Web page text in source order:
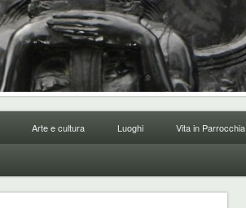
Arte e cultura Luoghi Vita in Parrocchia